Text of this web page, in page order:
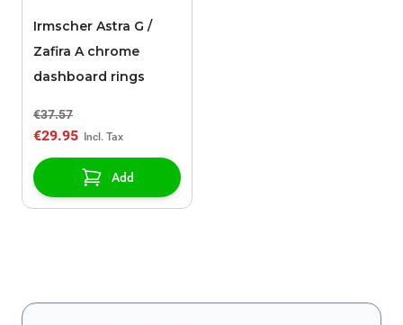
Irmscher Astra G /
Zafira A chrome
dashboard rings
€37.57
€29.95
Add